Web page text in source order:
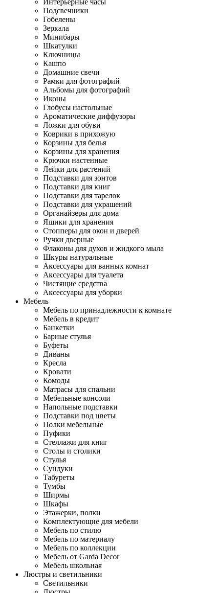
Интерьерные часы
Подсвечники
Гобелены
Зеркала
Минибары
Шкатулки
Ключницы
Кашпо
Домашние свечи
Рамки для фотографий
Альбомы для фотографий
Иконы
Глобусы настольные
Ароматические диффузоры
Ложки для обуви
Коврики в прихожую
Корзины для белья
Корзины для хранения
Крючки настенные
Лейки для растений
Подставки для зонтов
Подставки для книг
Подставки для тарелок
Подставки для украшений
Органайзеры для дома
Ящики для хранения
Стопперы для окон и дверей
Ручки дверные
Флаконы для духов и жидкого мыла
Шкуры натуральные
Аксессуары для ванных комнат
Аксессуары для туалета
Чистящие средства
Аксессуары для уборки
Мебель
Мебель по принадлежности к комнате
Мебель в кредит
Банкетки
Барные стулья
Буфеты
Диваны
Кресла
Кровати
Комоды
Матрасы для спальни
Мебельные консоли
Напольные подставки
Подставки под цветы
Полки мебельные
Пуфики
Стеллажи для книг
Столы и столики
Стулья
Сундуки
Табуреты
Тумбы
Ширмы
Шкафы
Этажерки, полки
Комплектующие для мебели
Мебель по стилю
Мебель по материалу
Мебель по коллекции
Мебель от Garda Decor
Мебель школьная
Люстры и светильники
Светильники